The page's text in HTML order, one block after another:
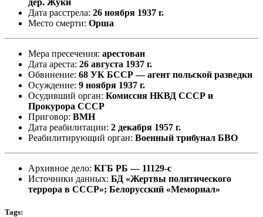
Дата расстрела: 26 ноября 1937 г.
Место смерти: Орша
Мера пресечения: арестован
Дата ареста: 26 августа 1937 г.
Обвинение: 68 УК БССР — агент польской разведки
Осуждение: 9 ноября 1937 г.
Осудивший орган: Комиссия НКВД СССР и
Прокурора СССР
Приговор: ВМН
Дата реабилитации: 2 декабря 1957 г.
Реабилитирующий орган: Военный трибунал БВО
Архивное дело: КГБ РБ — 11129-с
Источники данных: БД «Жертвы политического
террора в СССР»; Белорусский «Мемориал»
Tags: